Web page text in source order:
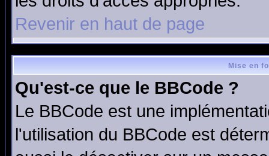
Revenir en haut de page
Mise en
Qu'est-ce que le BBCode ?
Le BBCode est une
l'utilisation du BBCode est